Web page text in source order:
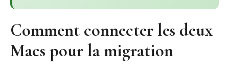
Comment connecter les deux
Macs pour la migration